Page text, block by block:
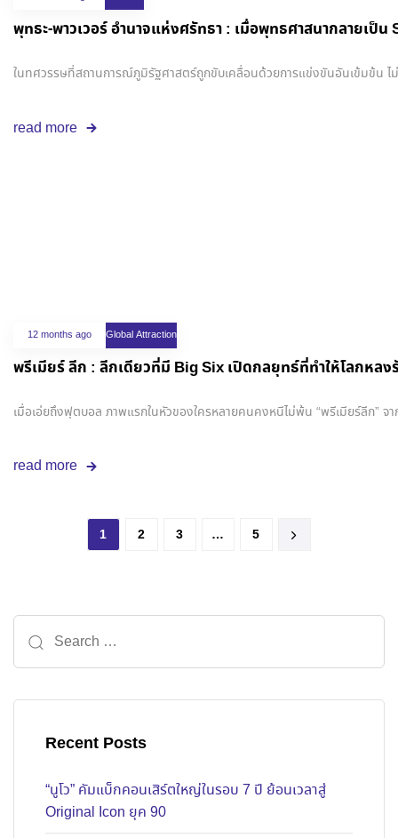
พุทธะ-พาวเวอร์ อำนาจแห่งศรัทธา : เมื่อพุทธศาสนากลายเป็น
ในทศวรรษที่สถานการณ์ภูมิรัฐศาสตร์ถูกขับเคลื่อนด้วยการแข่งขันอันเข้มข้น ไ
read more
12 months ago Global Attraction
พรีเมียร์ ลีก : ลีกเดียวที่มี Big Six เปิดกลยุทธ์ที่ทำให้โลกหล
เมื่อเอ่ยถึงฟุตบอล ภาพแรกในหัวของใครหลายคนคงหนีไม่พ้น “พรีเมียร์ลีก”
read more
1 2 3 … 5
Recent Posts
“นูโว” คัมแบ็กคอนเสิร์ตใหญ่ในรอบ 7 ปี ย้อนเวลาสู่
Original Icon ยุค 90